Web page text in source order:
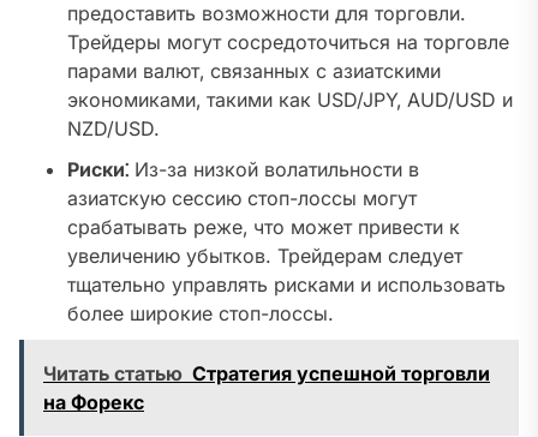
предоставить возможности для торговли.
Трейдеры могут сосредоточиться на торговле
парами валют‚ связанных с азиатскими
экономиками‚ такими как USD/JPY‚ AUD/USD и
NZD/USD.
Риски⁚ Из-за низкой волатильности в
азиатскую сессию стоп-лоссы могут
срабатывать реже‚ что может привести к
увеличению убытков. Трейдерам следует
тщательно управлять рисками и использовать
более широкие стоп-лоссы.
Читать статью Стратегия успешной торговли
на Форекс